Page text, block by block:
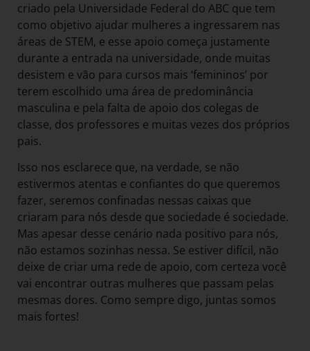
criado pela Universidade Federal do ABC que tem
como objetivo ajudar mulheres a ingressarem nas
áreas de STEM, e esse apoio começa justamente
durante a entrada na universidade, onde muitas
desistem e vão para cursos mais ‘femininos’ por
terem escolhido uma área de predominância
masculina e pela falta de apoio dos colegas de
classe, dos professores e muitas vezes dos próprios
pais.
Isso nos esclarece que, na verdade, se não
estivermos atentas e confiantes do que queremos
fazer, seremos confinadas nessas caixas que
criaram para nós desde que sociedade é sociedade.
Mas apesar desse cenário nada positivo para nós,
não estamos sozinhas nessa. Se estiver difícil, não
deixe de criar uma rede de apoio, com certeza você
vai encontrar outras mulheres que passam pelas
mesmas dores. Como sempre digo, juntas somos
mais fortes!